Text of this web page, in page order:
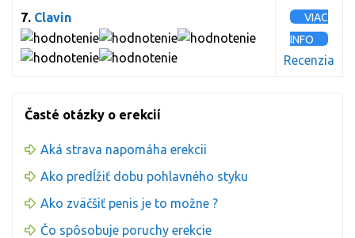
7. Clavin
VIAC
INFO
Recenzia
Časté otázky o erekcií
Aká strava napomáha erekcii
Ako predĺžiť dobu pohlavného styku
Ako zväčšiť penis je to možne ?
Čo spôsobuje poruchy erekcie